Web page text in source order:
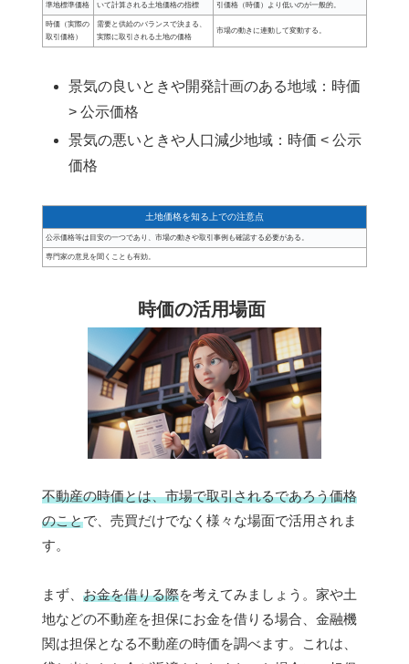
準地標準価格
いて計算される土地価格の指標
引価格（時価）より低いのが一般的。
時価（実際の
取引価格）
需要と供給のバランスで決まる、
実際に取引される土地の価格
市場の動きに連動して変動する。
景気の良いときや開発計画のある地域：時価
> 公示価格
景気の悪いときや人口減少地域：時価 < 公示
価格
土地価格を知る上での注意点
公示価格等は目安の一つであり、市場の動きや取引事例も確認する必要がある。
専門家の意見を聞くことも有効。
時価の活用場面
不動産の時価とは、市場で取引されるであろう価格
のことで、売買だけでなく様々な場面で活用されま
す。
まず、 お金を借りる際を考えてみましょう。家や土
地などの不動産を担保にお金を借りる場合、金融機
関は担保となる不動産の時価を調べます。これは、